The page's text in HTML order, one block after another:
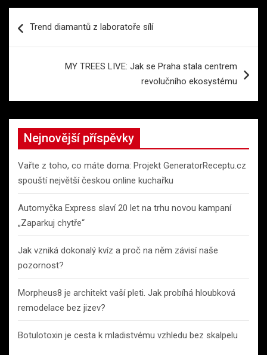
pro
Trend diamantů z laboratoře sílí
MY TREES LIVE: Jak se Praha stala centrem
revolučního ekosystému
Nejnovější příspěvky
Vařte z toho, co máte doma: Projekt GeneratorReceptu.cz
spouští největší českou online kuchařku
Automyčka Express slaví 20 let na trhu novou kampaní
„Zaparkuj chytře“
Jak vzniká dokonalý kvíz a proč na něm závisí naše
pozornost?
Morpheus8 je architekt vaší pleti. Jak probíhá hloubková
remodelace bez jizev?
Botulotoxin je cesta k mladistvému vzhledu bez skalpelu